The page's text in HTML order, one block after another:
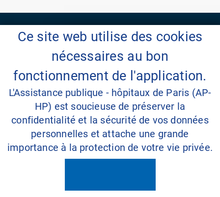
aphp.fr
mon.aphp.fr
Contact
FAQ
Ce site web utilise des cookies
nécessaires au bon
fonctionnement de l'application.
L'Assistance publique - hôpitaux de Paris (AP-
HP) est soucieuse de préserver la
confidentialité et la sécurité de vos données
personnelles et attache une grande
importance à la protection de votre vie privée.